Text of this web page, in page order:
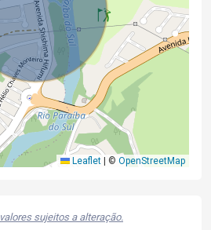
Leaflet | © OpenStreetMap
valores sujeitos a alteração.